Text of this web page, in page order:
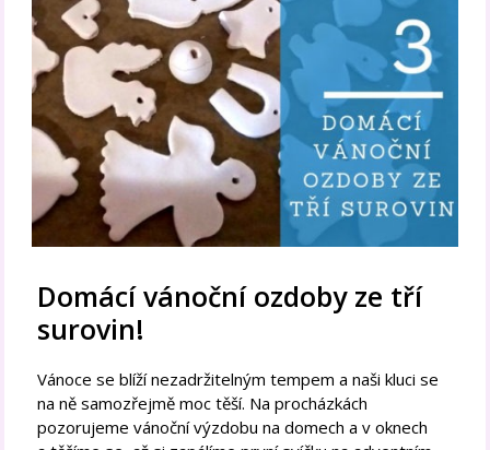
Domácí vánoční ozdoby ze tří
surovin!
Vánoce se blíží nezadržitelným tempem a naši kluci se
na ně samozřejmě moc těší. Na procházkách
pozorujeme vánoční výzdobu na domech a v oknech